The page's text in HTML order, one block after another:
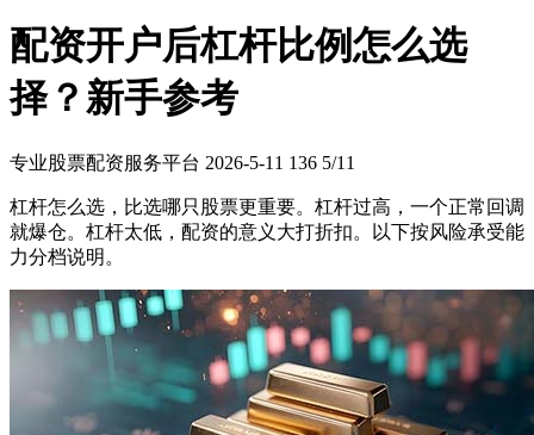
配资开户后杠杆比例怎么选
择？新手参考
专业股票配资服务平台 2026-5-11 136 5/11
杠杆怎么选，比选哪只股票更重要。杠杆过高，一个正常回调
就爆仓。杠杆太低，配资的意义大打折扣。以下按风险承受能
力分档说明。